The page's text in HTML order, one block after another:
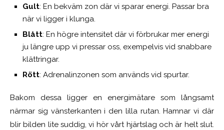
Gult: En bekväm zon där vi sparar energi. Passar bra
när vi ligger i klunga.
Blått: En högre intensitet där vi förbrukar mer energi
ju längre upp vi pressar oss, exempelvis vid snabbare
klättringar.
Rött: Adrenalinzonen som används vid spurtar.
Bakom dessa ligger en energimätare som långsamt
närmar sig vänsterkanten i den lilla rutan. Hamnar vi där
blir bilden lite suddig, vi hör vårt hjärtslag och är helt slut.